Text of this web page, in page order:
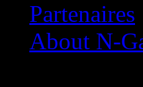
Partenaires
About N-